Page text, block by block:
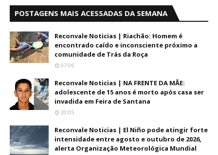
POSTAGENS MAIS ACESSADAS DA SEMANA
Reconvale Noticias | Riachão: Homem é
encontrado caído e inconsciente próximo a
comunidade de Trás da Roça
07:06
Reconvale Noticias | NA FRENTE DA MÃE:
adolescente de 15 anos é morto após casa ser
invadida em Feira de Santana
20:05
Reconvale Noticias | El Niño pode atingir forte
intensidade entre agosto e outubro de 2026,
alerta Organização Meteorológica Mundial